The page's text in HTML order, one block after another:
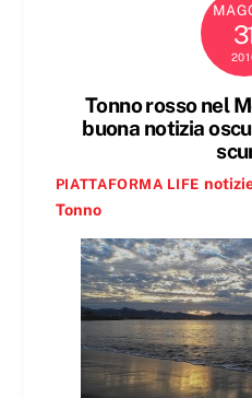
Tonno rosso nel
buona notizia
PIATTAFORMA LIFE
Tonno